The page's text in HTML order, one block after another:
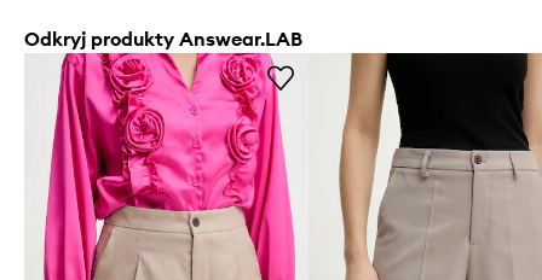
Odkryj produkty Answear.LAB